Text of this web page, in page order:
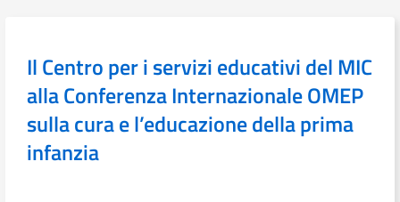
Il Centro per i servizi educativi del MIC
alla Conferenza Internazionale OMEP
sulla cura e l’educazione della prima
infanzia